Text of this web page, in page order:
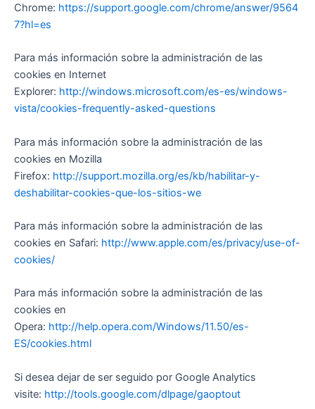
Chrome: https://support.google.com/chrome/answer/9564
7?hl=es
Para más información sobre la administración de las
cookies en Internet
Explorer: http://windows.microsoft.com/es-es/windows-
vista/cookies-frequently-asked-questions
Para más información sobre la administración de las
cookies en Mozilla
Firefox: http://support.mozilla.org/es/kb/habilitar-y-
deshabilitar-cookies-que-los-sitios-we
Para más información sobre la administración de las
cookies en Safari: http://www.apple.com/es/privacy/use-of-
cookies/
Para más información sobre la administración de las
cookies en
Opera: http://help.opera.com/Windows/11.50/es-
ES/cookies.html
Si desea dejar de ser seguido por Google Analytics
visite: http://tools.google.com/dlpage/gaoptout